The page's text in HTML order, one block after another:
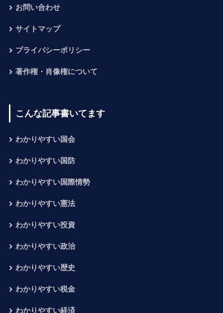
お問い合わせ
サイトマップ
プライバシーポリシー
著作権・肖像権について
こんな記事書いてます
わかりやすい国会
わかりやすい国防
わかりやすい国際情勢
わかりやすい憲法
わかりやすい投資
わかりやすい政治
わかりやすい歴史
わかりやすい税金
わかりやすい経済